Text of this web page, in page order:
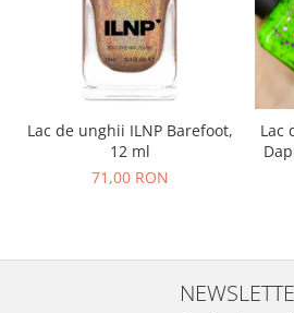
Lac de unghii ILNP Barefoot,
12 ml
71,00 RON
Lac